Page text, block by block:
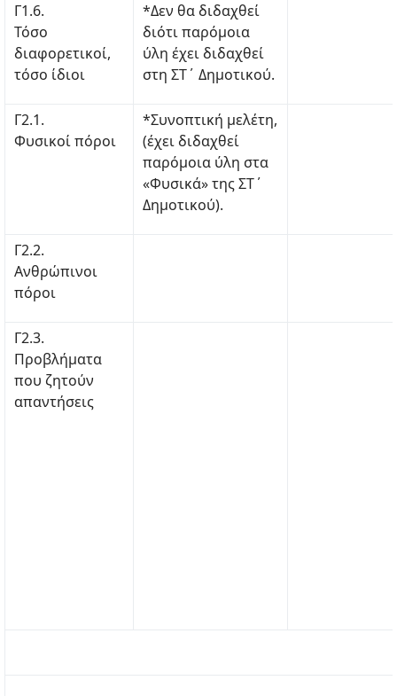
Γ1.6.
Τόσο
διαφορετικοί,
τόσο ίδιοι
*Δεν θα διδαχθεί
διότι παρόμοια
ύλη έχει διδαχθεί
στη ΣΤ΄ Δημοτικού.
Γ2.1.
Φυσικοί πόροι
*Συνοπτική μελέτη,
(έχει διδαχθεί
παρόμοια ύλη στα
«Φυσικά» της ΣΤ΄
Δημοτικού).
Γ2.2.
Ανθρώπινοι
πόροι
Γ2.3.
Προβλήματα
που ζητούν
απαντήσεις